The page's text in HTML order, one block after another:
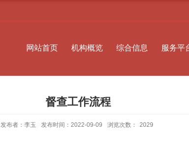
网站首页 机构概览 综合信息 服务平
督查工作流程
发布者：李玉 发布时间：2022-09-09 浏览次数： 2029